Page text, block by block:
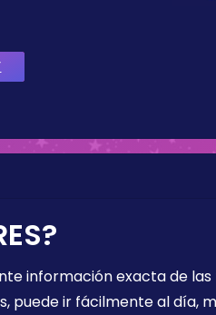
información exacta de las
puede ir fácilmente al día,